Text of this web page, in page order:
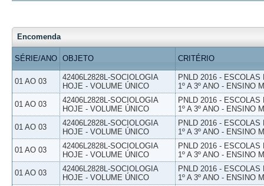
Encomenda
SÉRIE/ANO OBJETO CRITÉRIO
01 AO 03
42406L2828L-SOCIOLOGIA
HOJE - VOLUME ÚNICO
PNLD 2016 -
1º A 3º ANO - ENSINO
01 AO 03
42406L2828L-SOCIOLOGIA
HOJE - VOLUME ÚNICO
PNLD 2016 -
1º A 3º ANO - ENSINO
01 AO 03
42406L2828L-SOCIOLOGIA
HOJE - VOLUME ÚNICO
PNLD 2016 -
1º A 3º ANO - ENSINO
01 AO 03
42406L2828L-SOCIOLOGIA
HOJE - VOLUME ÚNICO
PNLD 2016 -
1º A 3º ANO - ENSINO
01 AO 03
42406L2828L-SOCIOLOGIA
HOJE - VOLUME ÚNICO
PNLD 2016 -
1º A 3º ANO - ENSINO